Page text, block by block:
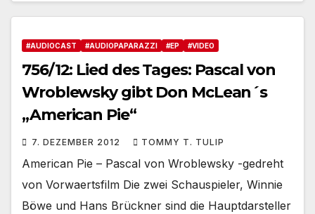
#AUDIOCAST #AUDIOPAPARAZZI #EP #VIDEO
756/12: Lied des Tages: Pascal von
Wroblewsky gibt Don McLean´s
„American Pie“
7. DEZEMBER 2012 TOMMY T. TULIP
American Pie – Pascal von Wroblewsky -gedreht
von Vorwaertsfilm Die zwei Schauspieler, Winnie
Böwe und Hans Brückner sind die Hauptdarsteller